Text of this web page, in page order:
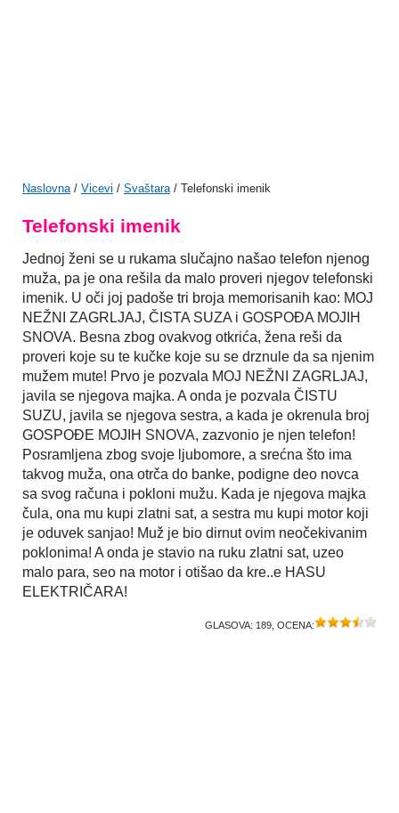
Naslovna/ Vicevi / Svaštara/ Telefonski imenik
Telefonski imenik
Jednoj ženi se u rukama slučajno našao telefon njenog
muža, pa je ona rešila da malo proveri njegov telefonski
imenik. U oči joj padoše tri broja memorisanih kao: MOJ
NEŽNI ZAGRLJAJ, ČISTA SUZA i GOSPOĐA MOJIH
SNOVA. Besna zbog ovakvog otkrića, žena reši da
proveri koje su te kučke koje su se drznule da sa njenim
mužem mute! Prvo je pozvala MOJ NEŽNI ZAGRLJAJ,
javila se njegova majka. A onda je pozvala ČISTU
SUZU, javila se njegova sestra, a kada je okrenula broj
GOSPOĐE MOJIH SNOVA, zazvonio je njen telefon!
Posramljena zbog svoje ljubomore, a srećna što ima
takvog muža, ona otrča do banke, podigne deo novca
sa svog računa i pokloni mužu. Kada je njegova majka
čula, ona mu kupi zlatni sat, a sestra mu kupi motor koji
je oduvek sanjao! Muž je bio dirnut ovim neočekivanim
poklonima! A onda je stavio na ruku zlatni sat, uzeo
malo para, seo na motor i otišao da kre..e HASU
ELEKTRIČARA!
GLASOVA: 189 , OCENA: